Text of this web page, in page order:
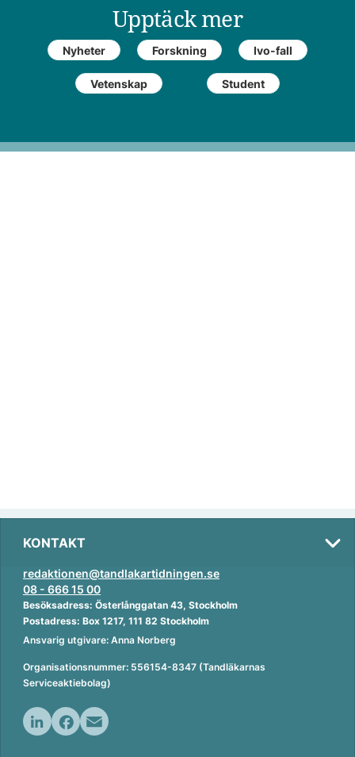
Upptäck mer
Nyheter Forskning Ivo-fall
Vetenskap Student
KONTAKT
redaktionen@tandlakartidningen.se
08 - 666 15 00
Besöksadress: Österlånggatan 43, Stockholm
Postadress: Box 1217, 111 82 Stockholm
Ansvarig utgivare: Anna Norberg
Organisationsnummer: 556154-8347 (Tandläkarnas
Serviceaktiebolag)